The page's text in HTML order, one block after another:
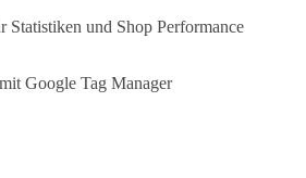
Statistiken und Shop Performance
Google Tag Manager